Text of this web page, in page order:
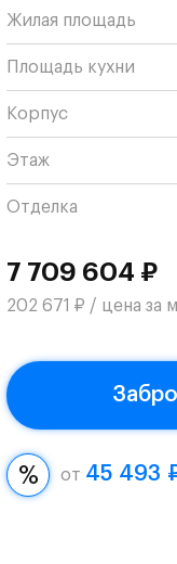
Жилая площадь
Площадь кухни
Корпус
Этаж
Отделка
7 709 604 ₽
202 671 ₽ / цена за м
от 45 493